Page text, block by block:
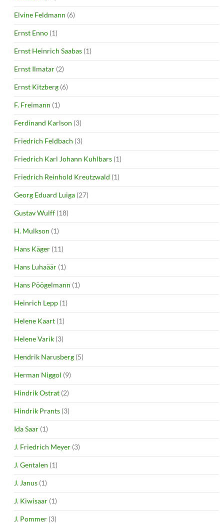
Elvine Feldmann (6)
Ernst Enno (1)
Ernst Heinrich Saabas (1)
Ernst Ilmatar (2)
Ernst Kitzberg (6)
F. Freimann (1)
Ferdinand Karlson (3)
Friedrich Feldbach (3)
Friedrich Karl Johann Kuhlbars (1)
Friedrich Reinhold Kreutzwald (1)
Georg Eduard Luiga (27)
Gustav Wulff (18)
H. Mulkson (1)
Hans Käger (11)
Hans Luhaäär (1)
Hans Pöögelmann (1)
Heinrich Lepp (1)
Helene Kaart (1)
Helene Varik (3)
Hendrik Narusberg (5)
Herman Niggol (9)
Hindrik Ostrat (2)
Hindrik Prants (3)
Ida Saar (1)
J. Friedrich Meyer (3)
J. Gentalen (1)
J. Janus (1)
J. Kiwisaar (1)
J. Pommer (3)